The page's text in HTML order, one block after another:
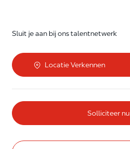
Sluit je aan bij ons talentnetwerk
Locatie Verkennen
Solliciteer nu